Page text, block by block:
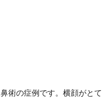
術の症例です。横顔がとて